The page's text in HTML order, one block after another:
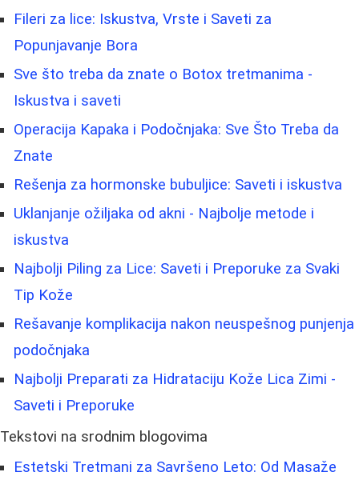
Fileri za lice: Iskustva, Vrste i Saveti za
Popunjavanje Bora
Sve što treba da znate o Botox tretmanima -
Iskustva i saveti
Operacija Kapaka i Podočnjaka: Sve Što Treba da
Znate
Rešenja za hormonske bubuljice: Saveti i iskustva
Uklanjanje ožiljaka od akni - Najbolje metode i
iskustva
Najbolji Piling za Lice: Saveti i Preporuke za Svaki
Tip Kože
Rešavanje komplikacija nakon neuspešnog punjenja
podočnjaka
Najbolji Preparati za Hidrataciju Kože Lica Zimi -
Saveti i Preporuke
Tekstovi na srodnim blogovima
Estetski Tretmani za Savršeno Leto: Od Masaže